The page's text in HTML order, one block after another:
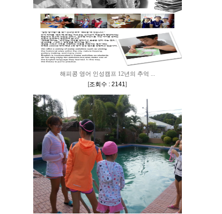
해피콩 영어 인성캠프 12년의 추억 ...
[조회수 : 2141]